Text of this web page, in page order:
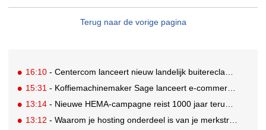
Terug naar de vorige pagina
16:10 - Centercom lanceert nieuw landelijk buitereclamenetwerk: City Cubes
15:31 - Koffiemachinemaker Sage lanceert e-commerceplatform voor koffieliefhebbers
13:14 - Nieuwe HEMA-campagne reist 1000 jaar terug in de tijd naar 'Hemastein'
13:12 - Waarom je hosting onderdeel is van je merkstrategie